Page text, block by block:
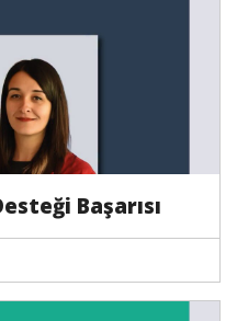
Başarısı